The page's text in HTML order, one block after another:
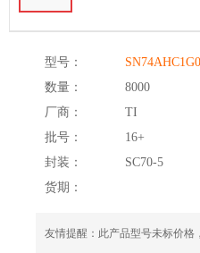
型号：
数量：
8000
厂商：
TI
批号：
16+
封装：
SC70-5
货期：
友情提醒：此产品型号未标价格